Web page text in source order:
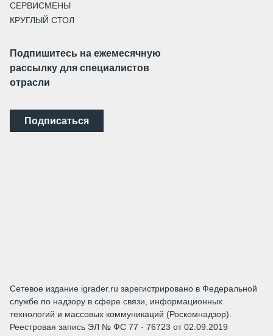
СЕРВИСМЕНЫ
КРУГЛЫЙ СТОЛ
Подпишитесь на ежемесячную
рассылку для специалистов
отрасли
Подписаться
Сетевое издание igrader.ru зарегистрировано в Федеральной
службе по надзору в сфере связи, информационных
технологий и массовых коммуникаций (Роскомнадзор).
Реестровая запись ЭЛ № ФС 77 - 76723 от 02.09.2019